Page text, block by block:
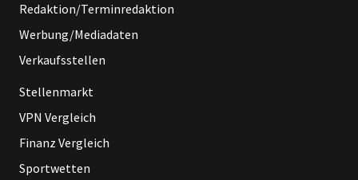
Redaktion/Terminredaktion
Werbung/Mediadaten
Verkaufsstellen
Stellenmarkt
VPN Vergleich
Finanz Vergleich
Sportwetten